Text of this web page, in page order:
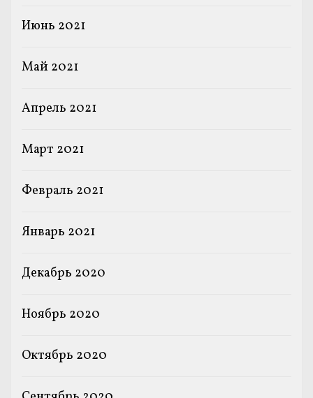
Июнь 2021
Май 2021
Апрель 2021
Март 2021
Февраль 2021
Январь 2021
Декабрь 2020
Ноябрь 2020
Октябрь 2020